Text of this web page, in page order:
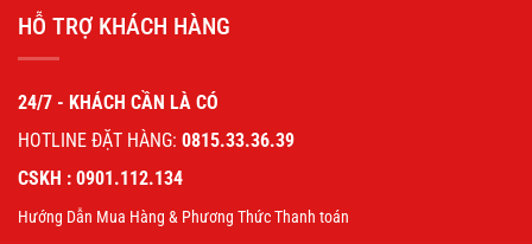
HỖ TRỢ KHÁCH HÀNG
24/7 - KHÁCH CẦN LÀ CÓ
HOTLINE ĐẶT HÀNG: 0815.33.36.39
CSKH : 0901.112.134
Hướng Dẫn Mua Hàng & Phương Thức Thanh toán